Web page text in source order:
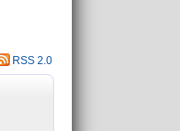
RSS 2.0